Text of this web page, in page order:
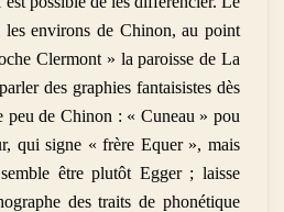
environs de Chinon, au point
Clermont » la paroisse de La
des graphies fantaisistes dès
peu de Chinon : « Cuneau » pou
qui signe « frère Equer », mais
être plutôt Egger ; laisse
des traits de phonétique